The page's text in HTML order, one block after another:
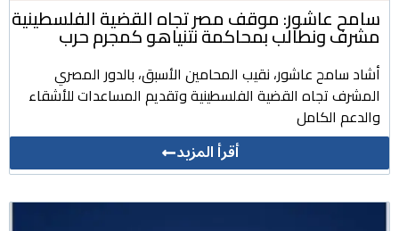
سامح عاشور: موقف مصر تجاه القضية الفلسطينية
مشرف ونطالب بمحاكمة نتنياهو كمجرم حرب
أشاد سامح عاشور، نقيب المحامين الأسبق، بالدور المصري
المشرف تجاه القضية الفلسطينية وتقديم المساعدات للأشقاء
والدعم الكامل
أقرأ المزيد